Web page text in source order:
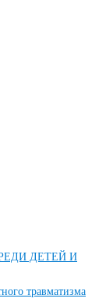
ДЕТЕЙ И
травматизма